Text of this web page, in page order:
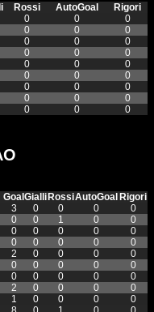
Rossi AutoGoal
Rigori
0 0
0
0 0
0
0 0
0
0 0
0
0 0
0
0 0
0
0 0
0
0 0
0
0 0 0
GoalGialliRossiAutoGoalRigori
3 0 0 0
0
0 0 1 0
0
0 0 0 0
0
0 0 0 0
0
2 0 0 0
0
0 0 0 0
0
0 0 0 0
0
2 0 0 0
0
1 0 0 0
0